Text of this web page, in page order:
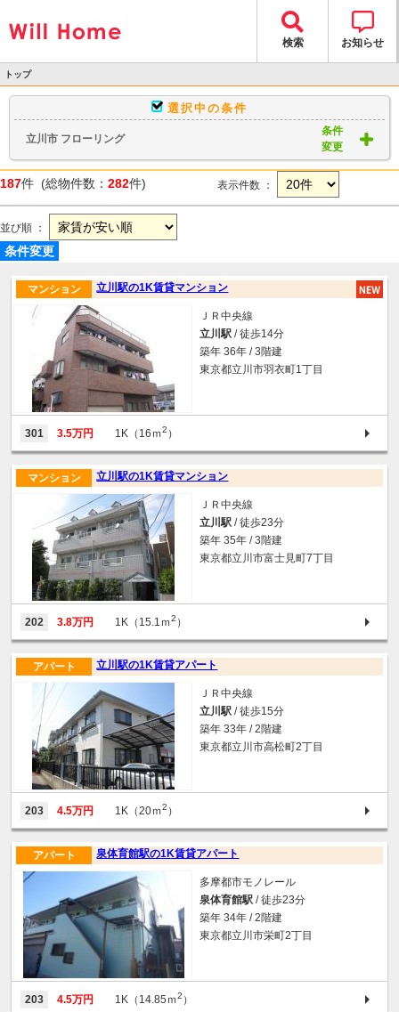
検索 お知らせ
トップ
物件検索
> 物件一覧
選択中の条件
立川市 フローリング
条件
変更
187件 (総物件数： 282件) 表示件数 ：
並び順 ：
条件変更
立川駅の1K賃貸マンション
マンション
ＪＲ中央線
立川駅 / 徒歩14分
築年 36年 / 3階建
東京都立川市羽衣町1丁目
301 3.5万円 1K（16ｍ2 ）
立川駅の1K賃貸マンション
マンション
ＪＲ中央線
立川駅 / 徒歩23分
築年 35年 / 3階建
東京都立川市富士見町7丁目
202 3.8万円 1K（15.1ｍ2 ）
立川駅の1K賃貸アパート
アパート
ＪＲ中央線
立川駅 / 徒歩15分
築年 33年 / 2階建
東京都立川市高松町2丁目
203 4.5万円 1K（20ｍ2 ）
泉体育館駅の1K賃貸アパート
アパート
多摩都市モノレール
泉体育館駅 / 徒歩23分
築年 34年 / 2階建
東京都立川市栄町2丁目
203 4.5万円 1K（14.85ｍ2 ）